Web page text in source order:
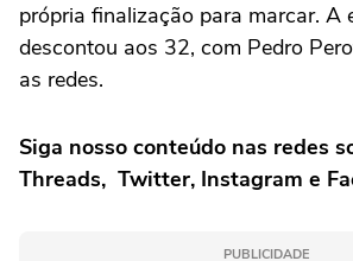
própria finalização para marcar. A
descontou aos 32, com Pedro
as redes.
Siga nosso conteúdo nas redes
Threads, Twitter, Instagram e
PUBLICIDADE